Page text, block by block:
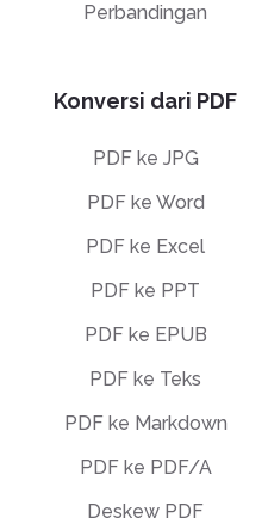
Perbandingan
Konversi dari PDF
PDF ke JPG
PDF ke Word
PDF ke Excel
PDF ke PPT
PDF ke EPUB
PDF ke Teks
PDF ke Markdown
PDF ke PDF/A
Deskew PDF